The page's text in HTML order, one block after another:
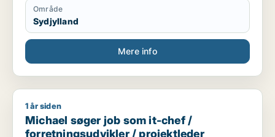
Område
Sydjylland
Mere info
Michael søger job som it-chef / forretningsudvikler /
1 år siden
Michael søger job som it-chef /
forretningsudvikler / projektleder